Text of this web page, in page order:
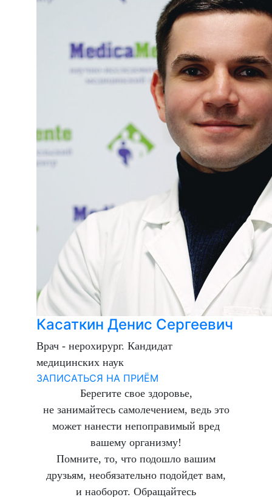
Касаткин Денис Сергеевич
Врач - нерохирург. Кандидат
медицинских наук
ЗАПИСАТЬСЯ НА ПРИЁМ
Берегите свое здоровье,
не занимайтесь самолечением, ведь это
может нанести непоправимый вред
вашему организму!
Помните, то, что подошло вашим
друзьям, необязательно подойдет вам,
и наоборот. Обращайтесь